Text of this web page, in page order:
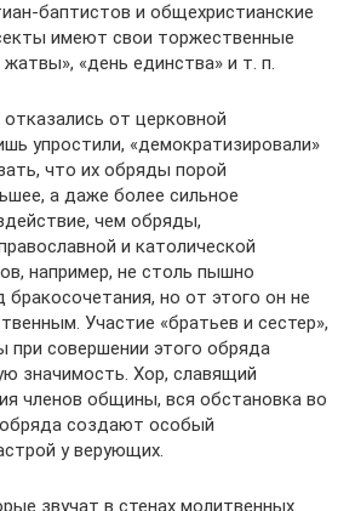
баптистов и общехристианские
имеют свои торжественные
«день единства» и т. п.
от церковной
упростили, «демократизировали»
что их обряды порой
а даже более сильное
чем обряды,
и католической
например, не столь пышно
но от этого он не
Участие «братьев и сестер»,
при совершении этого обряда
значимость. Хор, славящий
членов общины, вся обстановка во
создают особый
у верующих.
звучат в стенах молитвенных